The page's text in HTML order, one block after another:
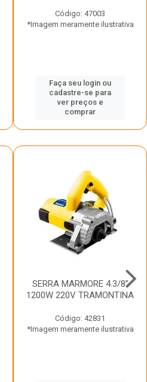
Código: 47003
*Imagem meramente ilustrativa
Faça seu login ou
cadastre-se para
ver preços e
comprar
SERRA MARMORE 4.3/8”
1200W 220V TRAMONTINA
Código: 42831
*Imagem meramente ilustrativa